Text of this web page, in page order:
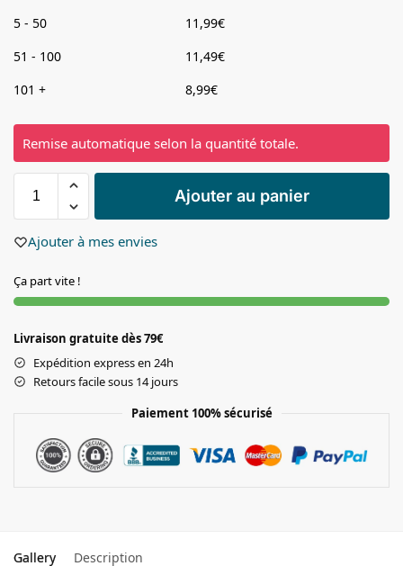
5 - 50
11,99€
51 - 100
11,49€
101 +
8,99€
Remise automatique selon la quantité totale.
Ajouter au panier
Ajouter à mes envies
Ça part vite !
Livraison gratuite dès 79€
Expédition express en 24h
Retours facile sous 14 jours
Paiement 100% sécurisé
Gallery Description